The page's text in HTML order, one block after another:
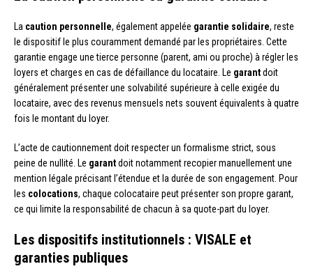
La caution personnelle, également appelée garantie solidaire, reste
le dispositif le plus couramment demandé par les propriétaires. Cette
garantie engage une tierce personne (parent, ami ou proche) à régler les
loyers et charges en cas de défaillance du locataire. Le garantdoit
généralement présenter une solvabilité supérieure à celle exigée du
locataire, avec des revenus mensuels nets souvent équivalents à quatre
fois le montant du loyer.
L’acte de cautionnement doit respecter un formalisme strict, sous
peine de nullité. Le garantdoit notamment recopier manuellement une
mention légale précisant l’étendue et la durée de son engagement. Pour
les colocations, chaque colocataire peut présenter son propre garant,
ce qui limite la responsabilité de chacun à sa quote-part du loyer.
Les dispositifs institutionnels : VISALE et
garanties publiques